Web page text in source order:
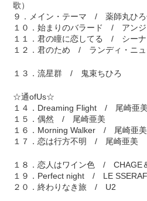
歌）
９．メイン・テーマ / 薬師丸ひ
１０．始まりのバラード / アンジ
１１．君の瞳に恋してる / シーナ
１２．君のため / ランディ・ニュ
１３．流星群 / 鬼束ちひろ
☆通ofUs☆
１４．Dreaming Flight / 尾崎亜美
１５．偶然 / 尾崎亜美
１６．Morning Walker / 尾崎亜美
１７．恋は行方不明 / 尾崎亜美
１８．恋人はワイン色 / CHAGE
１９．Perfect night / LE
２０．終わりなき旅 / U2